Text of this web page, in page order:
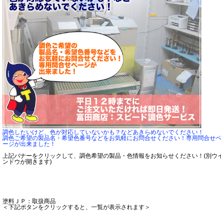
調色したいけど、色が対応していないかも？などあきらめないでください！
調色ご希望の製品名・希望色番号などをお気軽にお問合せください！専用問合せペ
ージが出来ました！
上記バナーをクリックして、調色希望の製品・色情報をお知らせください！(別ウ
ンドウが開きます)
塗料ＪＰ：取扱商品
＜下記ボタンをクリックすると、一覧が表示されます＞